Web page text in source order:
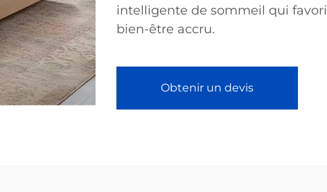
intelligente de sommeil qui
bien-être accru.
Obtenir un devis